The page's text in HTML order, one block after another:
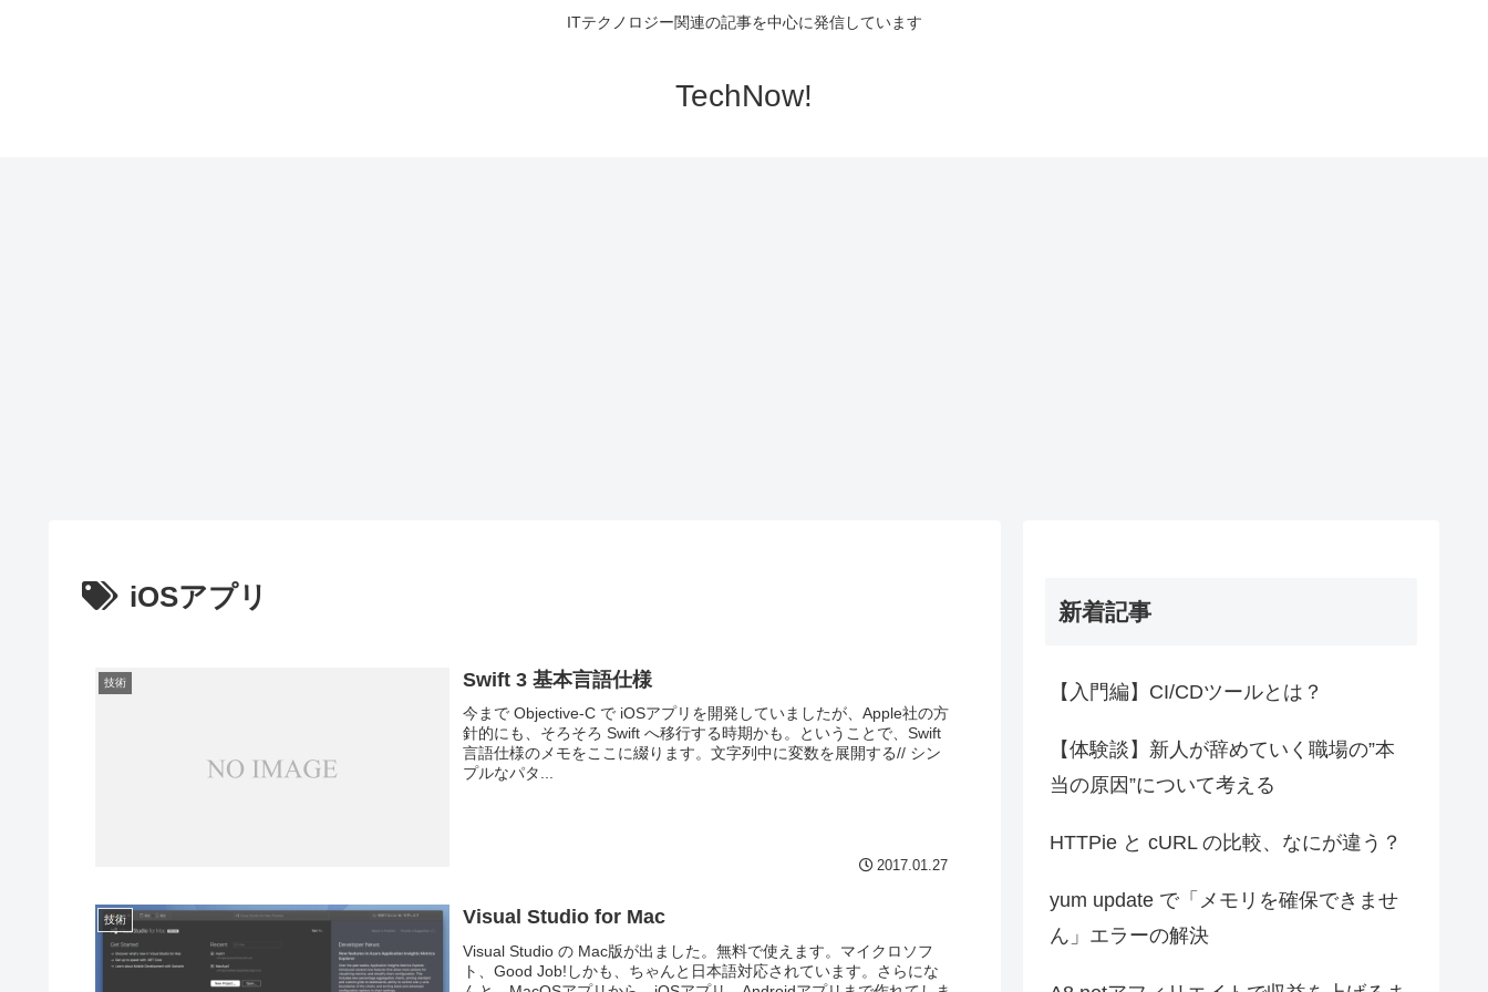
ITテクノロジー関連の記事を中心に発信しています
TechNow!
iOSアプリ
技術 Swift 3 基本言語仕様
今まで Objective-C で iOSアプリを開発していましたが、Apple社の方
針的にも、そろそろ Swift へ移行する時期かも。ということで、Swift
言語仕様のメモをここに綴ります。文字列中に変数を展開する// シン
プルなパタ...
2017.01.27
技術 Visual Studio for Mac
Visual Studio の Mac版が出ました。無料で使えます。マイクロソフ
ト、Good Job!しかも、ちゃんと日本語対応されています。さらにな
新着記事
【入門編】CI/CDツールとは？
【体験談】新人が辞めていく職場の”本
当の原因”について考える
HTTPie と cURL の比較、なにが違う？
yum update で「メモリを確保できませ
ん」エラーの解決